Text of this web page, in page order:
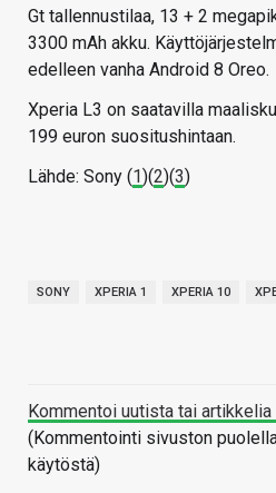
Gt tallennustilaa, 13 + 2
3300 mAh akku.
edelleen vanha Android 8 Oreo.
Xperia L3 on saatavilla
199 euron suositushintaan.
Lähde: Sony (1)(2)(3)
SONY XPERIA 1 XPERIA 10
Kommentoi uutista tai
(Kommentointi sivuston
käytöstä)